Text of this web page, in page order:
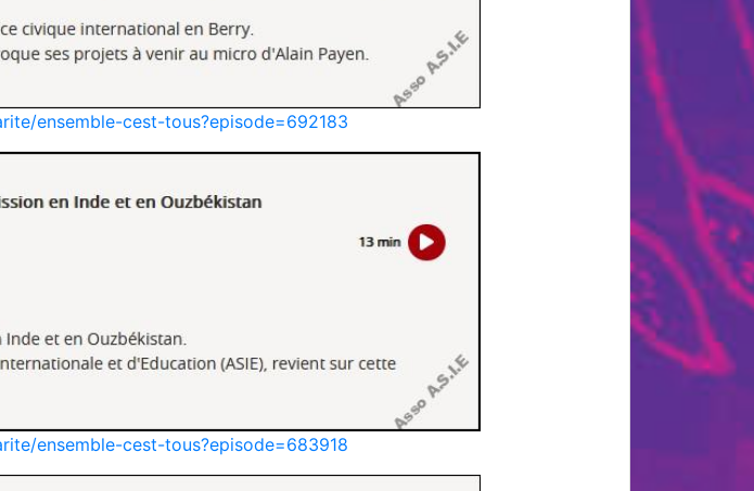
ensemble-cest-tous?episode=692183
ensemble-cest-tous?episode=683918